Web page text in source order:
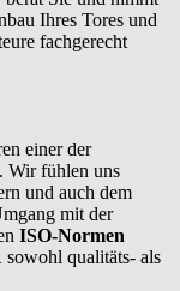
Ihres Tores und
fachgerecht
einer der
Wir fühlen uns
und auch dem
mit der
ISO-Normen
sowohl qualitäts- als